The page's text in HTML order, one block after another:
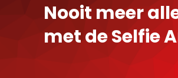
Nooit meer
met de Selfie